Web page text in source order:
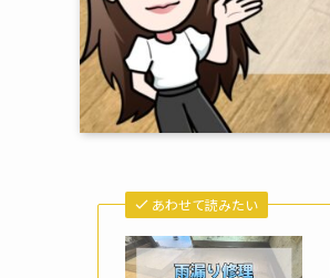
あわせて読みたい